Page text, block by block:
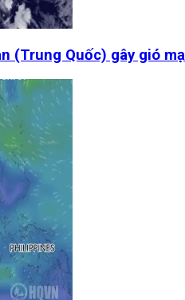
(Trung Quốc) gây gió